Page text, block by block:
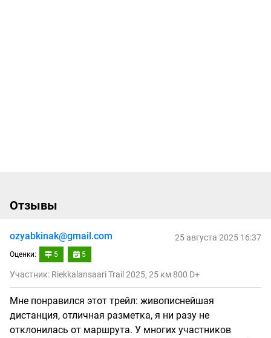
Отзывы
ozyabkinak@gmail.com
Оценки: 5 5
25 августа 2025 16:37
Участник: Riekkalansaari Trail 2025, 25 км 800 D+
Мне понравился этот трейл: живописнейшая
дистанция, отличная разметка, я ни разу не
отклонилась от маршрута. У многих участников